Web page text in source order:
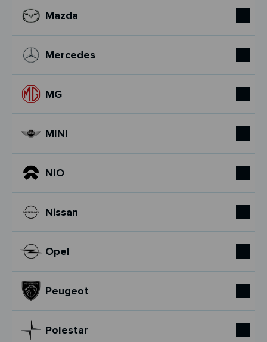
Mazda
Mercedes
MG
MINI
NIO
Nissan
Opel
Peugeot
Polestar